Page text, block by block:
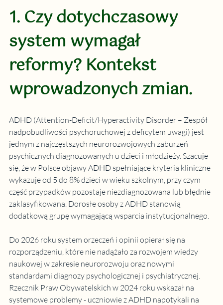
1. Czy dotychczasowy
system wymagał
reformy? Kontekst
wprowadzonych zmian.
ADHD (Attention-Deficit/Hyperactivity Disorder – Zespół
nadpobudliwości psychoruchowej z deficytem uwagi) jest
jednym z najczęstszych neurorozwojowych zaburzeń
psychicznych diagnozowanych u dzieci i młodzieży. Szacuje
się, że w Polsce objawy ADHD spełniające kryteria kliniczne
wykazuje od 5 do 8% dzieci w wieku szkolnym, przy czym
część przypadków pozostaje niezdiagnozowana lub błędnie
zaklasyfikowana. Dorosłe osoby z ADHD stanowią
dodatkową grupę wymagającą wsparcia instytucjonalnego.
Do 2026 roku system orzeczeń i opinii opierał się na
rozporządzeniu, które nie nadążało za rozwojem wiedzy
naukowej w zakresie neurorozwoju oraz nowymi
standardami diagnozy psychologicznej i psychiatrycznej.
Rzecznik Praw Obywatelskich w 2024 roku wskazał na
systemowe problemy - uczniowie z ADHD napotykali na